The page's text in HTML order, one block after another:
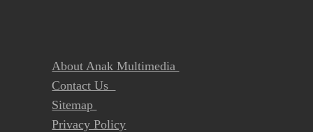
About Anak Multimedia
Contact Us
Sitemap
Privacy Policy